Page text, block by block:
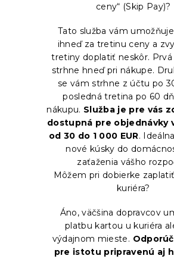
ceny“ (Skip Pay)?
Tato služba vám
ihneď za tretinu ceny a
tretiny doplatiť neskôr. Prvá
strhne hneď pri nákupe.
se vám strhne z účtu po
posledná tretina po 60
nákupu. Služba je pre vás
dostupná pre objednávky
od 30 do 1 000 EUR.
nové kúsky do
zaťaženia vášho
Môžem pri dobierke
kuriéra?
Áno, väčšina dopravcov
platbu kartou u kuriéra
výdajnom mieste.
pre istotu pripravenú aj